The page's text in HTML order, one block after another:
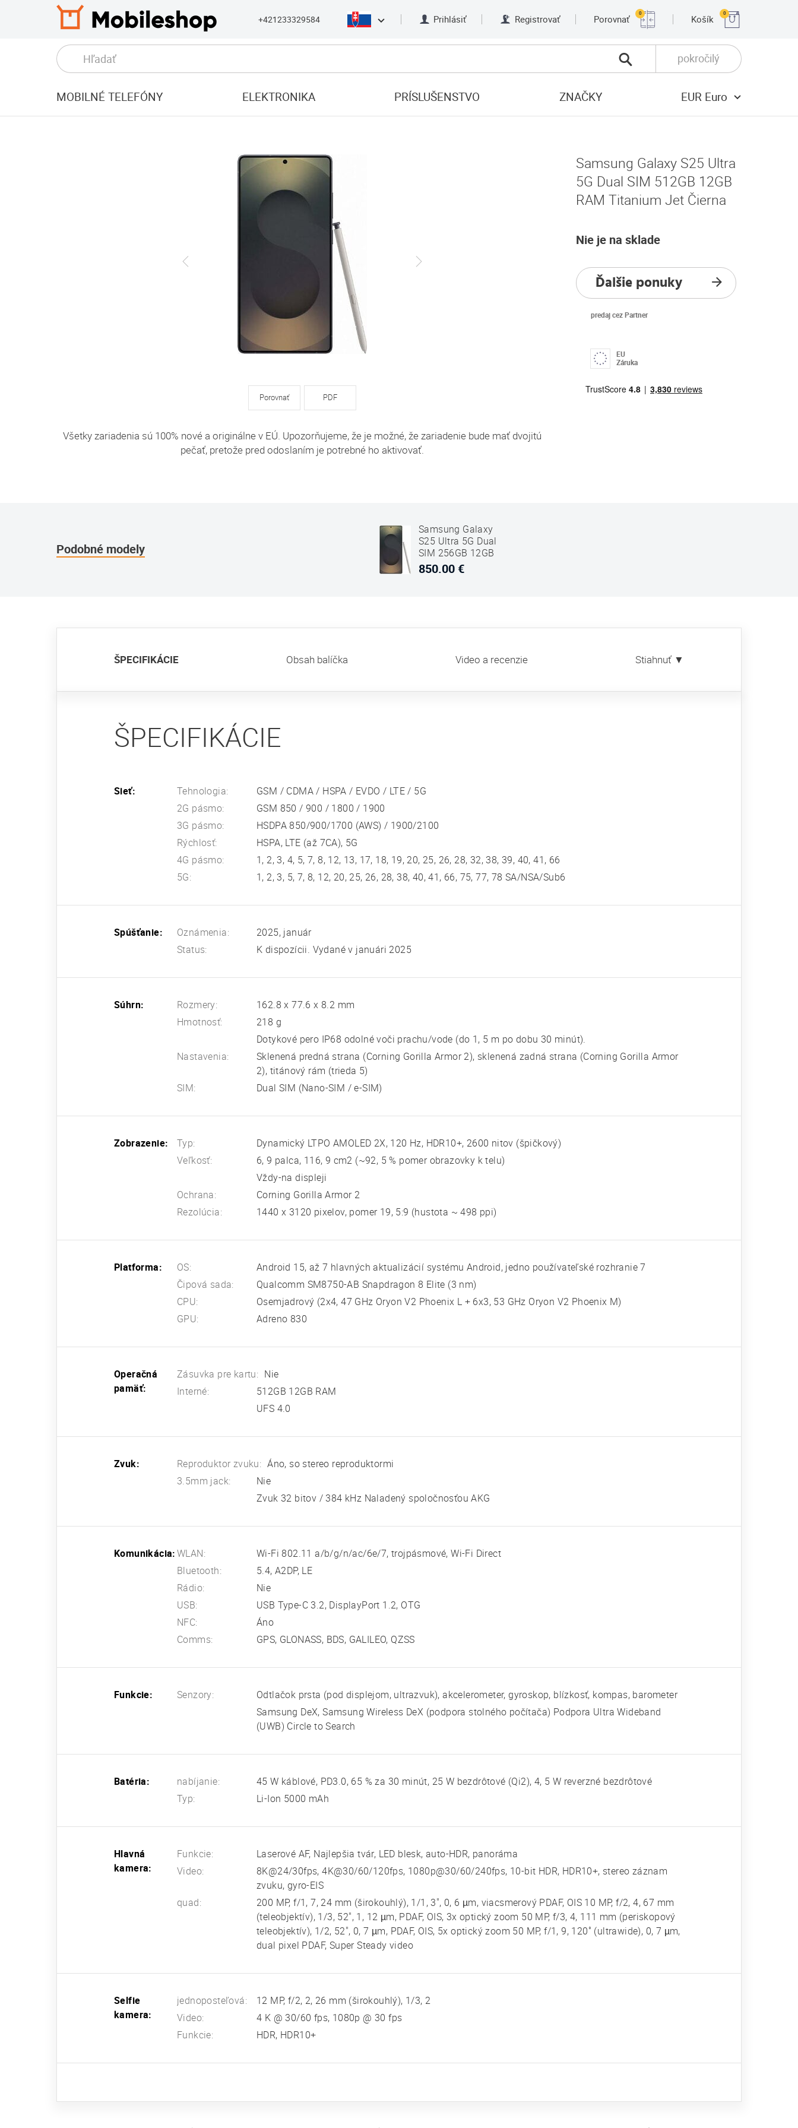
+421233329584 Prihlásiť Registrovať Porovnať
0
Košík
0
pokročilý
MOBILNÉ TELEFÓNY ELEKTRONIKA PRÍSLUŠENSTVO ZNAČKY EUR Euro
Porovnať PDF
Všetky zariadenia sú 100% nové a originálne v EÚ. Upozorňujeme, že je možné, že zariadenie bude mať dvojitú
pečať, pretože pred odoslaním je potrebné ho aktivovať.
Samsung Galaxy S25 Ultra
5G Dual SIM 512GB 12GB
RAM Titanium Jet Čierna
Nie je na sklade
Ďalšie ponuky
predaj cez Partner
EU
Záruka
Podobné modely
Samsung Galaxy
S25 Ultra 5G Dual
SIM 256GB 12GB
RAM Titanium
850.00 €
ŠPECIFIKÁCIE Obsah balíčka Video a recenzie Stiahnuť ▼
ŠPECIFIKÁCIE
Sieť: Tehnologia:
GSM / CDMA / HSPA / EVDO / LTE / 5G
2G pásmo:
GSM 850 / 900 / 1800 / 1900
3G pásmo:
HSDPA 850/900/1700 (AWS) / 1900/2100
Rýchlosť:
HSPA, LTE (až 7CA), 5G
4G pásmo:
1, 2, 3, 4, 5, 7, 8, 12, 13, 17, 18, 19, 20, 25, 26, 28, 32, 38, 39, 40, 41, 66
5G:
1, 2, 3, 5, 7, 8, 12, 20, 25, 26, 28, 38, 40, 41, 66, 75, 77, 78 SA/NSA/Sub6
Spúšťanie: Oznámenia:
2025, január
Status:
K dispozícii. Vydané v januári 2025
Súhrn: Rozmery:
162.8 x 77.6 x 8.2 mm
Hmotnosť:
218 g
Dotykové pero IP68 odolné voči prachu/vode (do 1, 5 m po dobu 30 minút).
Nastavenia:
Sklenená predná strana (Corning Gorilla Armor 2), sklenená zadná strana (Corning Gorilla Armor
2), titánový rám (trieda 5)
SIM:
Dual SIM (Nano-SIM / e-SIM)
Zobrazenie: Typ:
Dynamický LTPO AMOLED 2X, 120 Hz, HDR10+, 2600 nitov (špičkový)
Veľkosť:
6, 9 palca, 116, 9 cm2 (~92, 5 % pomer obrazovky k telu)
Vždy-na displeji
Ochrana:
Corning Gorilla Armor 2
Rezolúcia:
1440 x 3120 pixelov, pomer 19, 5:9 (hustota ~ 498 ppi)
Platforma: OS:
Android 15, až 7 hlavných aktualizácií systému Android, jedno používateľské rozhranie 7
Čipová sada:
Qualcomm SM8750-AB Snapdragon 8 Elite (3 nm)
CPU:
Osemjadrový (2x4, 47 GHz Oryon V2 Phoenix L + 6x3, 53 GHz Oryon V2 Phoenix M)
GPU:
Adreno 830
Operačná
pamäť:
Zásuvka pre kartu: Nie
Interné:
512GB 12GB RAM
UFS 4.0
Zvuk: Reproduktor zvuku: Áno, so stereo reproduktormi
3.5mm jack:
Nie
Zvuk 32 bitov / 384 kHz Naladený spoločnosťou AKG
Komunikácia: WLAN:
Wi-Fi 802.11 a/b/g/n/ac/6e/7, trojpásmové, Wi-Fi Direct
Bluetooth:
5.4, A2DP, LE
Rádio:
Nie
USB:
USB Type-C 3.2, DisplayPort 1.2, OTG
NFC:
Áno
Comms:
GPS, GLONASS, BDS, GALILEO, QZSS
Funkcie: Senzory:
Odtlačok prsta (pod displejom, ultrazvuk), akcelerometer, gyroskop, blízkosť, kompas, barometer
Samsung DeX, Samsung Wireless DeX (podpora stolného počítača) Podpora Ultra Wideband
(UWB) Circle to Search
Batéria: nabíjanie:
45 W káblové, PD3.0, 65 % za 30 minút, 25 W bezdrôtové (Qi2), 4, 5 W reverzné bezdrôtové
Typ:
Li-Ion 5000 mAh
Hlavná
kamera:
Funkcie:
Laserové AF, Najlepšia tvár, LED blesk, auto-HDR, panoráma
Video:
8K@24/30fps, 4K@30/60/120fps, 1080p@30/60/240fps, 10-bit HDR, HDR10+, stereo záznam
zvuku, gyro-EIS
quad:
200 MP, f/1, 7, 24 mm (širokouhlý), 1/1, 3", 0, 6 µm, viacsmerový PDAF, OIS 10 MP, f/2, 4, 67 mm
(teleobjektív), 1/3, 52", 1, 12 µm, PDAF, OIS, 3x optický zoom 50 MP, f/3, 4, 111 mm (periskopový
teleobjektív), 1/2, 52", 0, 7 µm, PDAF, OIS, 5x optický zoom 50 MP, f/1, 9, 120˚ (ultrawide), 0, 7 µm,
dual pixel PDAF, Super Steady video
Selfie
kamera:
jednoposteľová:
12 MP, f/2, 2, 26 mm (širokouhlý), 1/3, 2
Video:
4 K @ 30/60 fps, 1080p @ 30 fps
Funkcie:
HDR, HDR10+